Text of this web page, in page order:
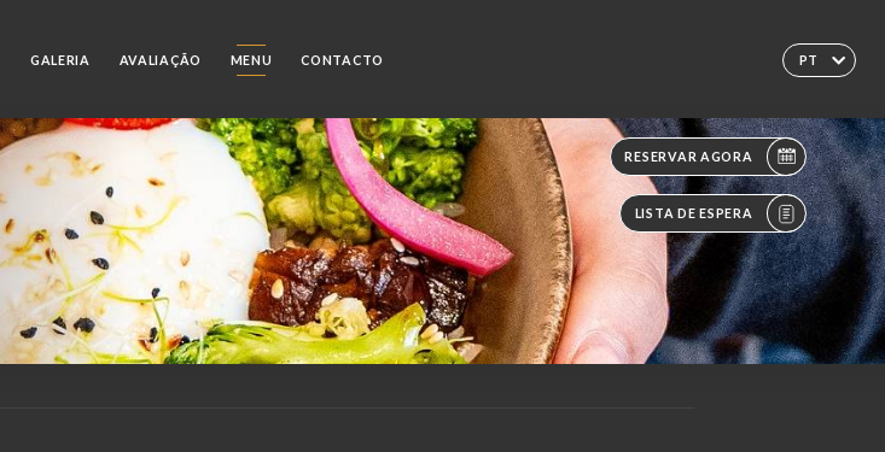
PT
GALERIA AVALIAÇÃO MENU CONTACTO
RESERVAR AGORA
LISTA DE ESPERA